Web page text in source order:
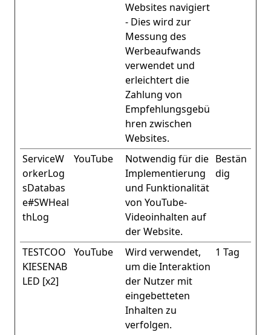
Websites navigiert
- Dies wird zur
Messung des
Werbeaufwands
verwendet und
erleichtert die
Zahlung von
Empfehlungsgebü
hren zwischen
Websites.
ServiceW
orkerLog
sDatabas
e#SWHeal
thLog
YouTube
Notwendig für die
Implementierung
und Funktionalität
von YouTube-
Videoinhalten auf
der Website.
Bestän
dig
TESTCOO
KIESENAB
LED [x2]
YouTube
Wird verwendet,
um die Interaktion
der Nutzer mit
eingebetteten
Inhalten zu
verfolgen.
1 Tag